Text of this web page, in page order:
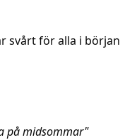
svårt för alla i början
på midsommar"